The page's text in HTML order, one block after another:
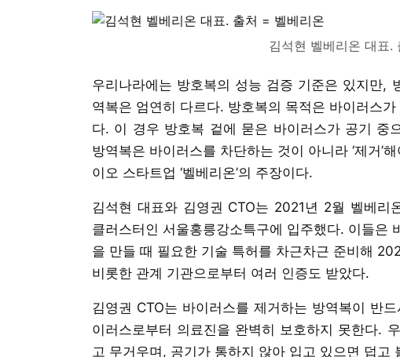
김석현 벨베리온 대표.
우리나라에는 방호복의 성능 검증 기준은 있지만,
역복은 엄연히 다르다. 방호복의 목적은 바이러스가
다. 이 경우 방호복 겉에 묻은 바이러스가 공기 중
방역복은 바이러스를 차단하는 것이 아니라 ‘제거’
이오 스타트업 ‘벨베리온’의 주장이다.
김석현 대표와 김영권 CTO는 2021년 2월 벨베리
클러스터인 서울홍릉강소특구에 입주했다. 이들은
을 만들 때 필요한 기술 특허를 차근차근 준비해
비롯한 관계 기관으로부터 여러 인증도 받았다.
김영권 CTO는 바이러스를 제거하는 방역복이 반
이러스로부터 의료진을 완벽히 보호하지 못한다.
고 무거우며, 공기가 통하지 않아 입고 있으면 덥고